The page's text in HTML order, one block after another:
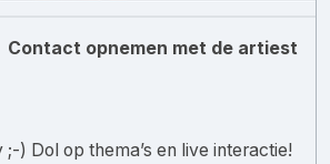
Contact opnemen met de artiest
) Dol op thema’s en live interactie!